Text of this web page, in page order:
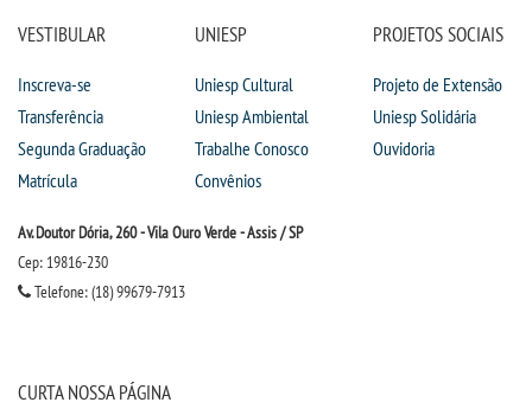
PORTAL DE ALUNOS
PORTAL DE PROFESSORES/ACADÊMICO
UNIESP
CONTATO
VESTIBULAR
Inscreva-se
Transferência
Segunda Graduação
Matrícula
UNIESP
Uniesp Cultural
Uniesp Ambiental
Trabalhe Conosco
Convênios
PROJETOS SOCIAIS
Projeto de Extensão
Uniesp Solidária
Ouvidoria
Av. Doutor Dória, 260 - Vila Ouro Verde - Assis / SP
Cep: 19816-230
Telefone: (18) 99679-7913
CURTA NOSSA PÁGINA